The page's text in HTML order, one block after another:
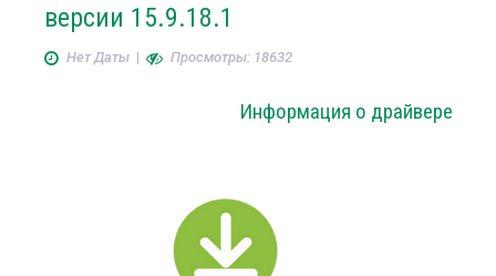
версии 15.9.18.1
Нет Даты| Просмотры: 18632
Информация о драйвере